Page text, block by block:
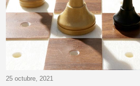
25 octubre, 2021